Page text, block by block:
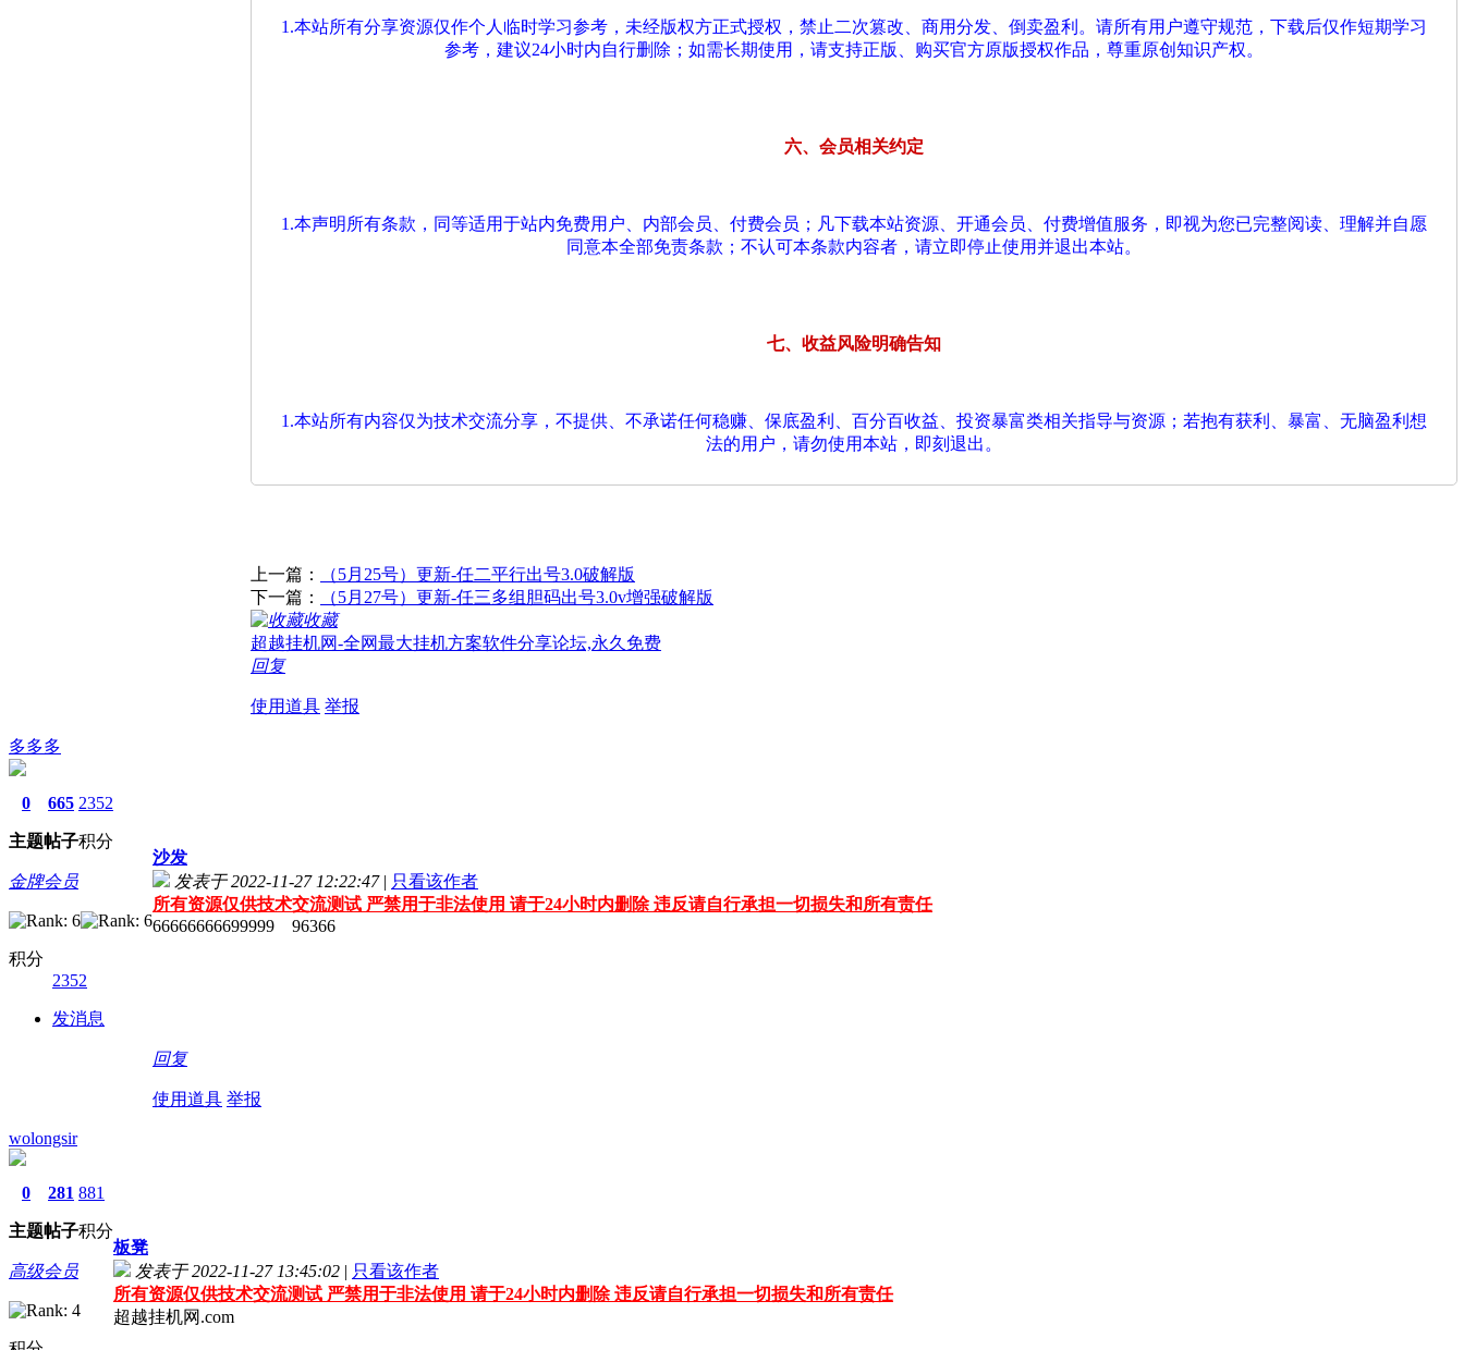
1.本站所有分享资源仅作个人临时学习参考，未经版权方正式授权，禁止二次篡改、商用分发、倒卖盈利。请所有用户遵守规范，下载后仅作短期学习
参考，建议24小时内自行删除；如需长期使用，请支持正版、购买官方原版授权作品，尊重原创知识产权。
六、会员相关约定
1.本声明所有条款，同等适用于站内免费用户、内部会员、付费会员；凡下载本站资源、开通会员、付费增值服务，即视为您已完整阅读、理解并自愿
同意本全部免责条款；不认可本条款内容者，请立即停止使用并退出本站。
七、收益风险明确告知
1.本站所有内容仅为技术交流分享，不提供、不承诺任何稳赚、保底盈利、百分百收益、投资暴富类相关指导与资源；若抱有获利、暴富、无脑盈利想
法的用户，请勿使用本站，即刻退出。
上一篇：
（5月25号）更新-任二平行出号3.0破解版
下一篇：
（5月27号）更新-任三多组胆码出号3.0v增强破解版
收藏
超越挂机网-全网最大挂机方案软件分享论坛,永久免费
回复
使用道具 举报
多多多
0
主题
665
帖子
2352
积分
金牌会员
积分
2352
发消息
沙发
发表于 2022-11-27 12:22:47 | 只看该作者
所有资源仅供技术交流测试 严禁用于非法使用 请于24小时内删除 违反请自行承担一切损失和所有责任
66666666699999 96366
回复
使用道具 举报
wolongsir
0
主题
281
帖子
881
积分
高级会员
板凳
发表于 2022-11-27 13:45:02 | 只看该作者
所有资源仅供技术交流测试 严禁用于非法使用 请于24小时内删除 违反请自行承担一切损失和所有责任
超越挂机网.com